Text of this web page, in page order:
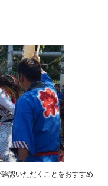
認いただくことをおすすめ